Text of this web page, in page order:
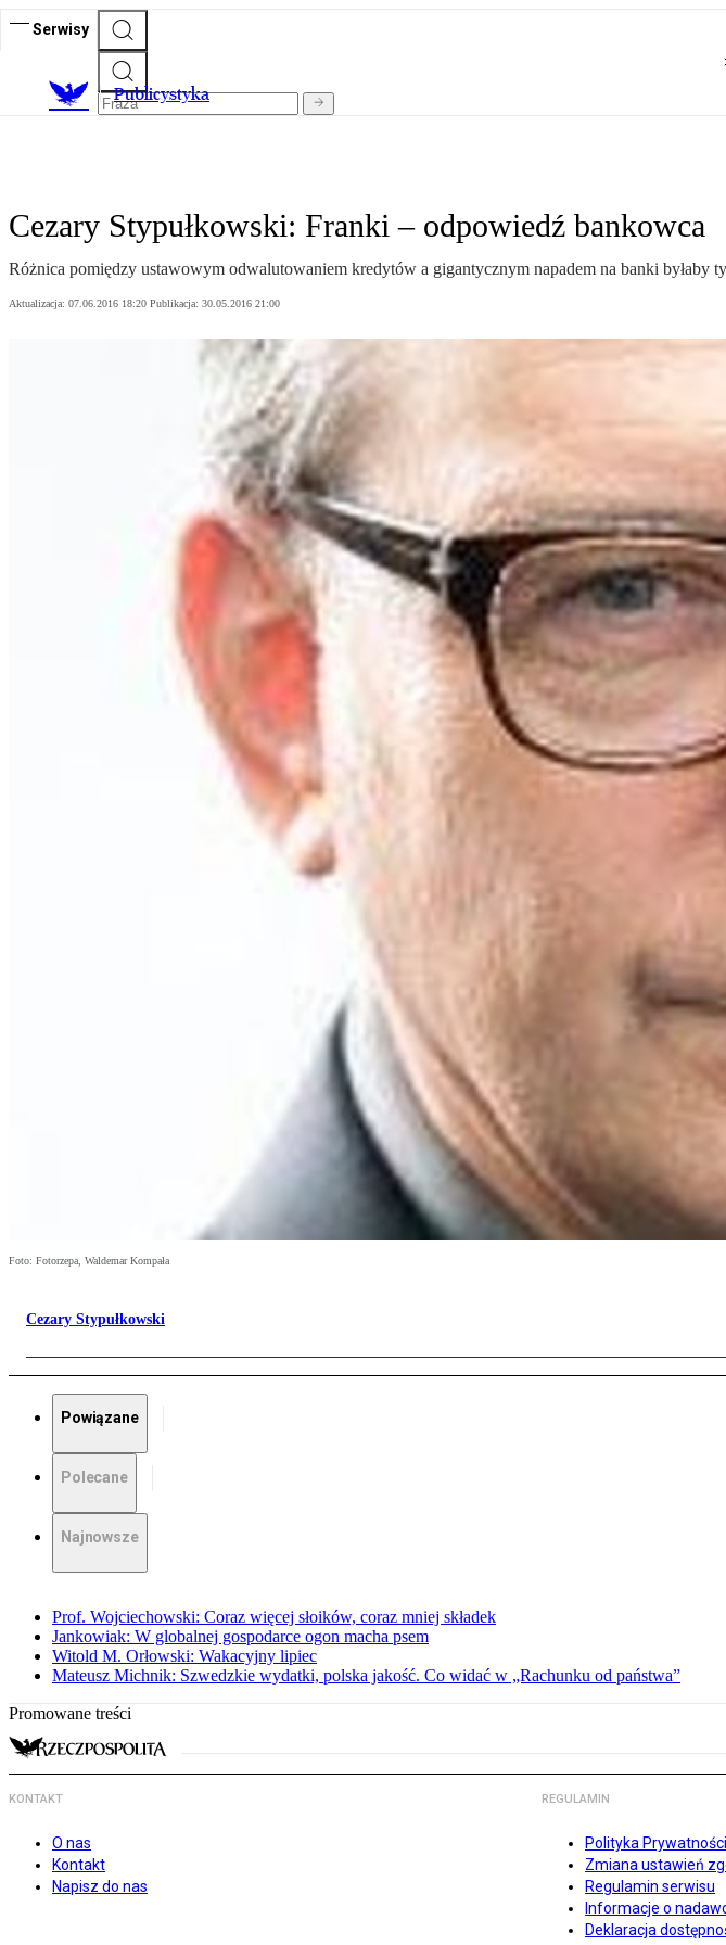
Serwisy
Publicystyka
Cezary Stypułkowski: Franki – odpowiedź bankowca
Różnica pomiędzy ustawowym odwalutowaniem kredytów a gigantycznym napadem na banki byłaby
Aktualizacja: 07.06.2016 18:20 Publikacja: 30.05.2016 21:00
Foto: Fotorzepa, Waldemar Kompała
Cezary Stypułkowski
Powiązane
Polecane
Najnowsze
Prof. Wojciechowski: Coraz więcej słoików, coraz mniej składek
Jankowiak: W globalnej gospodarce ogon macha psem
Witold M. Orłowski: Wakacyjny lipiec
Mateusz Michnik: Szwedzkie wydatki, polska jakość. Co widać w „Rachunku od państwa”
Promowane treści
KONTAKT
O nas
Kontakt
Napisz do nas
REGULAMIN
Polityka Prywatności
Zmiana ustawień
Regulamin serwisu
Informacje o
Deklaracja